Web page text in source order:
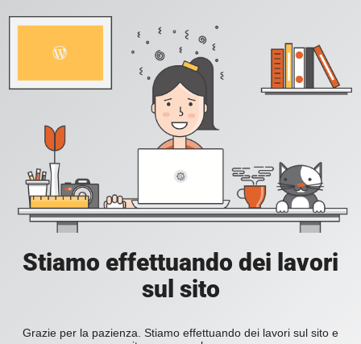
Stiamo effettuando dei lavori
sul sito
Grazie per la pazienza. Stiamo effettuando dei lavori sul sito e